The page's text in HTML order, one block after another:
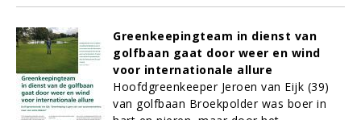
Greenkeepingteam in dienst van
golfbaan gaat door weer en wind
voor internationale allure
Hoofdgreenkeeper Jeroen van Eijk (39)
van golfbaan Broekpolder was boer in